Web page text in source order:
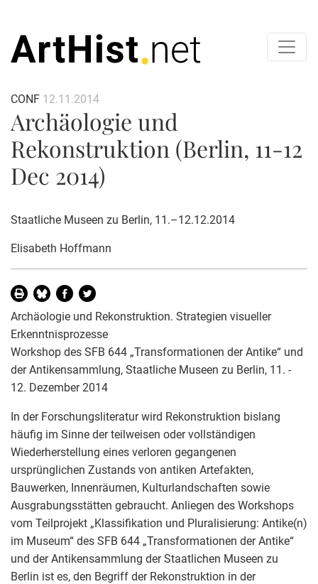
CONF 12.11.2014
Archäologie und
Rekonstruktion (Berlin, 11-12
Dec 2014)
Staatliche Museen zu Berlin, 11.–12.12.2014
Elisabeth Hoffmann
Archäologie und Rekonstruktion. Strategien visueller
Erkenntnisprozesse
Workshop des SFB 644 „Transformationen der Antike“ und
der Antikensammlung, Staatliche Museen zu Berlin, 11. -
12. Dezember 2014
In der Forschungsliteratur wird Rekonstruktion bislang
häufig im Sinne der teilweisen oder vollständigen
Wiederherstellung eines verloren gegangenen
ursprünglichen Zustands von antiken Artefakten,
Bauwerken, Innenräumen, Kulturlandschaften sowie
Ausgrabungsstätten gebraucht. Anliegen des Workshops
vom Teilprojekt „Klassifikation und Pluralisierung: Antike(n)
im Museum“ des SFB 644 „Transformationen der Antike“
und der Antikensammlung der Staatlichen Museen zu
Berlin ist es, den Begriff der Rekonstruktion in der